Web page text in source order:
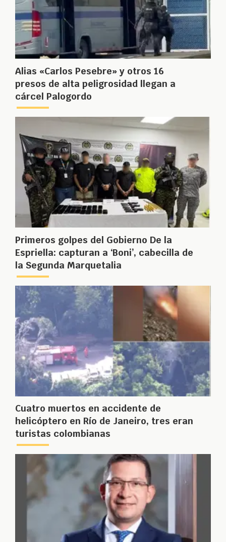
Alias «Carlos Pesebre» y otros 16
presos de alta peligrosidad llegan a
cárcel Palogordo
Primeros golpes del Gobierno De la
Espriella: capturan a ‘Boni’, cabecilla de
la Segunda Marquetalia
Cuatro muertos en accidente de
helicóptero en Río de Janeiro, tres eran
turistas colombianas